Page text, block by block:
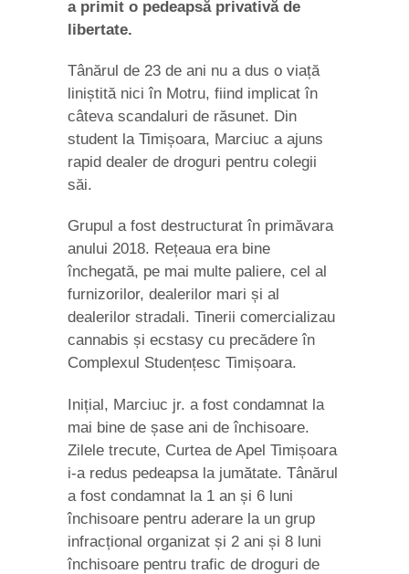
a primit o pedeapsă privativă de
libertate.
Tânărul de 23 de ani nu a dus o viață
liniștită nici în Motru, fiind implicat în
câteva scandaluri de răsunet. Din
student la Timișoara, Marciuc a ajuns
rapid dealer de droguri pentru colegii
săi.
Grupul a fost destructurat în primăvara
anului 2018. Rețeaua era bine
închegată, pe mai multe paliere, cel al
furnizorilor, dealerilor mari și al
dealerilor stradali. Tinerii comercializau
cannabis și ecstasy cu precădere în
Complexul Studențesc Timișoara.
Inițial, Marciuc jr. a fost condamnat la
mai bine de șase ani de închisoare.
Zilele trecute, Curtea de Apel Timișoara
i-a redus pedeapsa la jumătate. Tânărul
a fost condamnat la 1 an și 6 luni
închisoare pentru aderare la un grup
infracțional organizat și 2 ani și 8 luni
închisoare pentru trafic de droguri de